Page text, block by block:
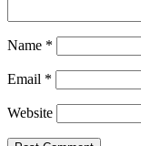
Name *
Email *
Website